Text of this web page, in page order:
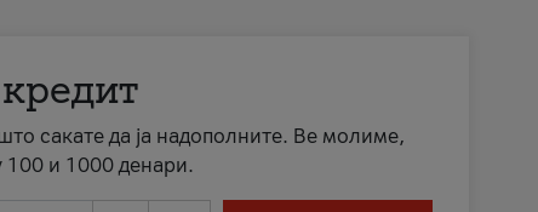
што сакате да ја надополните. Ве молиме,
100 и 1000 денари.